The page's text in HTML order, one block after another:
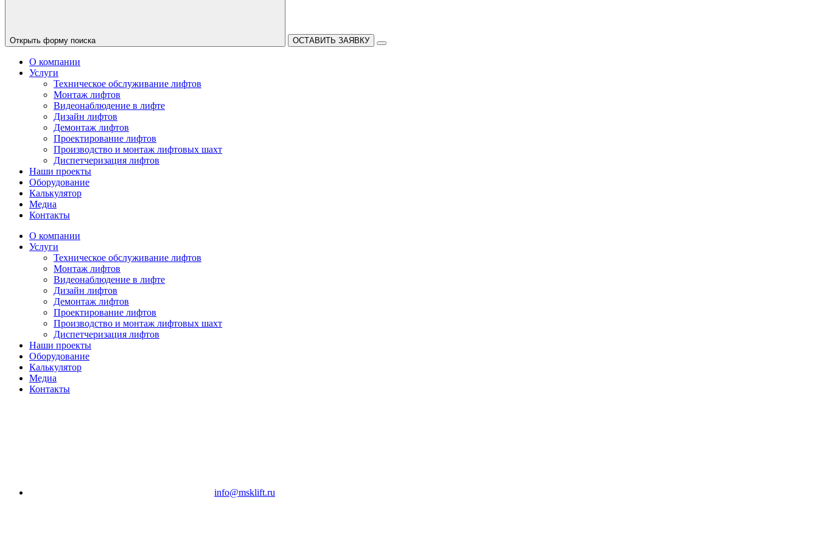
Открыть форму поиска ОСТАВИТЬ ЗАЯВКУ
О компании
Услуги
Техническое обслуживание лифтов
Монтаж лифтов
Видеонаблюдение в лифте
Дизайн лифтов
Демонтаж лифтов
Проектирование лифтов
Производство и монтаж лифтовых шахт
Диспетчеризация лифтов
Наши проекты
Оборудование
Калькулятор
Медиа
Контакты
О компании
Услуги
Техническое обслуживание лифтов
Монтаж лифтов
Видеонаблюдение в лифте
Дизайн лифтов
Демонтаж лифтов
Проектирование лифтов
Производство и монтаж лифтовых шахт
Диспетчеризация лифтов
Наши проекты
Оборудование
Калькулятор
Медиа
Контакты
info@msklift.ru